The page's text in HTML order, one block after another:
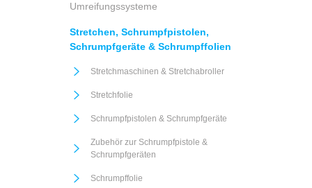
Umreifungssysteme
Stretchen, Schrumpfpistolen,
Schrumpfgeräte & Schrumpffolien
Stretchmaschinen & Stretchabroller
Stretchfolie
Schrumpfpistolen & Schrumpfgeräte
Zubehör zur Schrumpfpistole &
Schrumpfgeräten
Schrumpffolie